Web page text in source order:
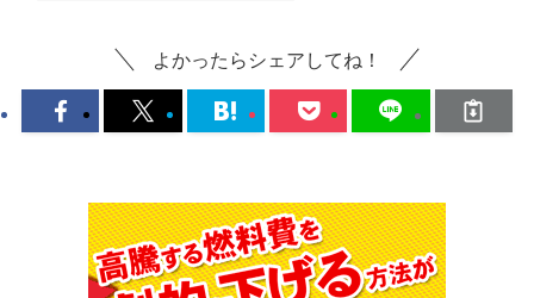
よかったらシェアしてね！